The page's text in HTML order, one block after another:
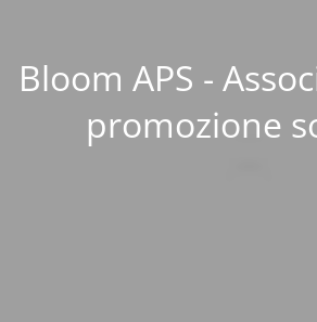
Bloom APS -
promozione